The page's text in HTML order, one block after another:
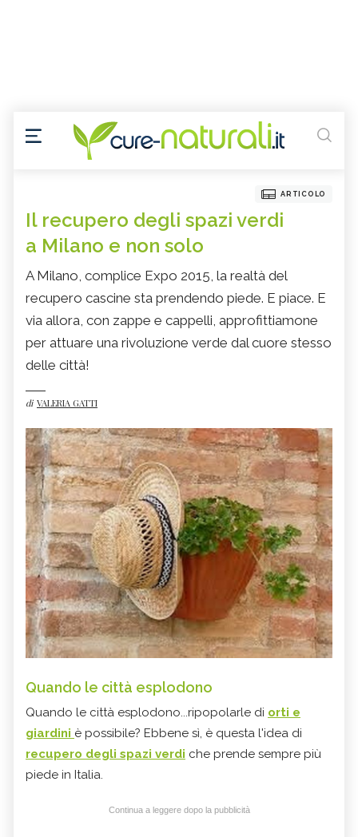
ARTICOLO
Il recupero degli spazi verdi
a Milano e non solo
A Milano, complice Expo 2015, la realtà del
recupero cascine sta prendendo piede. E piace. E
via allora, con zappe e cappelli, approfittiamone
per attuare una rivoluzione verde dal cuore stesso
delle città!
di VALERIA GATTI
Quando le città esplodono
Quando le città esplodono...ripopolarle di orti e
giardini è possibile? Ebbene sì, è questa l'idea di
recupero degli spazi verdi che prende sempre più
piede in Italia.
Continua a leggere dopo la pubblicità